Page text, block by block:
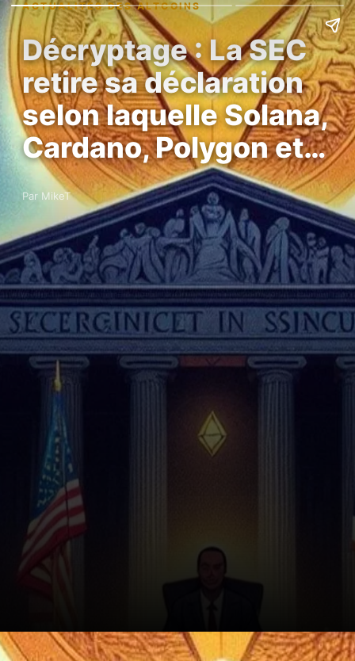
ACTUALITÉS DES ALTCOINS
Décryptage : La SEC
retire sa déclaration
selon laquelle Solana,
Cardano, Polygon et…
Par MikeT